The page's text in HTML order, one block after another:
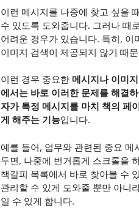
이런 메시지를 나중에 찾고 싶을
수 있도록 도와줍니다. 그러나 때
어려운 경우가 있습니다. 특히,
이미지 검색이 제공되지 않기 때
이런 경우 중요한 메시지나 이미
에서는 바로 이러한 문제를 해결
자가 특정 메시지를 마치 책의 페
게 해주는 기능입니다.
예를 들어, 업무와 관련된 중요 메
두면, 나중에 번거롭게 스크롤을
책갈피 목록에서 바로 찾아볼 수
관리할 수 있게 도와줄 뿐만 아니
일 수 있게 합니다.